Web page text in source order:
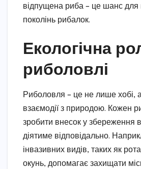
відпущена риба – це шанс для
поколінь рибалок.
Екологічна
риболовлі
Риболовля – це не лише хобі,
взаємодії з природою. Кожен
зробити внесок у збереження
діятиме відповідально.
інвазивних видів, таких як
окунь, допомагає захищати